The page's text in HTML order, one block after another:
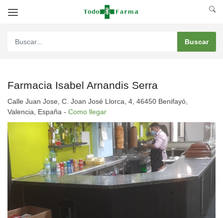
Farmacia Isabel Arnandis Serra
Calle Juan Jose, C. Joan José Llorca, 4, 46450 Benifayó,
Valencia, España - Como llegar